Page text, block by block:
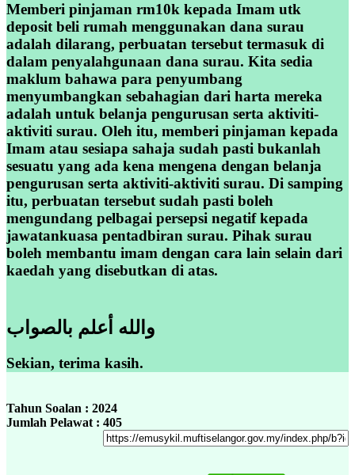
Memberi pinjaman rm10k kepada Imam utk
deposit beli rumah menggunakan dana surau
adalah dilarang, perbuatan tersebut termasuk di
dalam penyalahgunaan dana surau. Kita sedia
maklum bahawa para penyumbang
menyumbangkan sebahagian dari harta mereka
adalah untuk belanja pengurusan serta aktiviti-
aktiviti surau. Oleh itu, memberi pinjaman kepada
Imam atau sesiapa sahaja sudah pasti bukanlah
sesuatu yang ada kena mengena dengan belanja
pengurusan serta aktiviti-aktiviti surau. Di samping
itu, perbuatan tersebut sudah pasti boleh
mengundang pelbagai persepsi negatif kepada
jawatankuasa pentadbiran surau. Pihak surau
boleh membantu imam dengan cara lain selain dari
kaedah yang disebutkan di atas.
والله أعلم بالصواب
Sekian, terima kasih.
Tahun Soalan : 2024
Jumlah Pelawat : 405